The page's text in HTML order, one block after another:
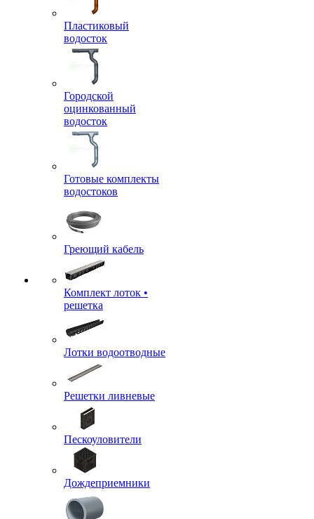
Пластиковый
водосток
Городской
оцинкованный
водосток
Готовые комплекты
водостоков
Греющий кабель
Комплект лоток •
решетка
Лотки водоотводные
Решетки ливневые
Пескоуловители
Дождеприемники